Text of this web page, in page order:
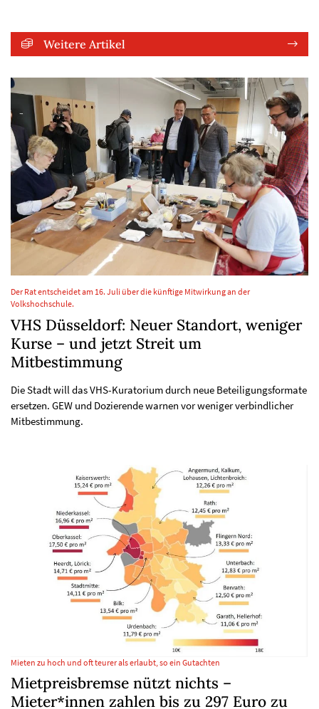
Weitere Artikel
Der Rat entscheidet am 16. Juli über die künftige Mitwirkung an der
Volkshochschule.
VHS Düsseldorf: Neuer Standort, weniger
Kurse – und jetzt Streit um
Mitbestimmung
Die Stadt will das VHS-Kuratorium durch neue Beteiligungsformate
ersetzen. GEW und Dozierende warnen vor weniger verbindlicher
Mitbestimmung.
Mieten zu hoch und oft teurer als erlaubt, so ein Gutachten
Mietpreisbremse nützt nichts –
Mieter*innen zahlen bis zu 297 Euro zu